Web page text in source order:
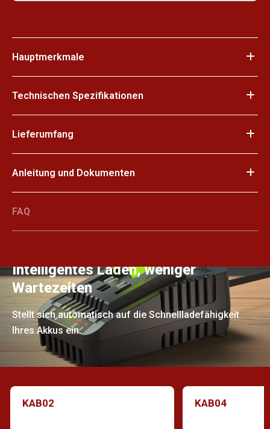
Hauptmerkmale
Technischen Spezifikationen
Lieferumfang
Anleitung und Dokumenten
FAQ
Intelligentes Laden, weniger
Wartezeiten
Stellt sich automatisch auf die Schnellladefähigkeit
Ihres Akkus ein.
KAB02 KAB04